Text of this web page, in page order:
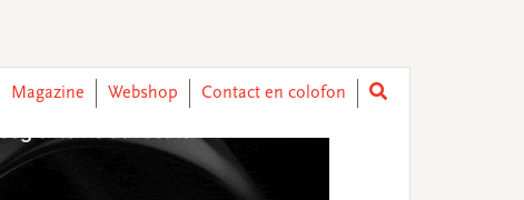
Magazine Webshop Contact en colofon